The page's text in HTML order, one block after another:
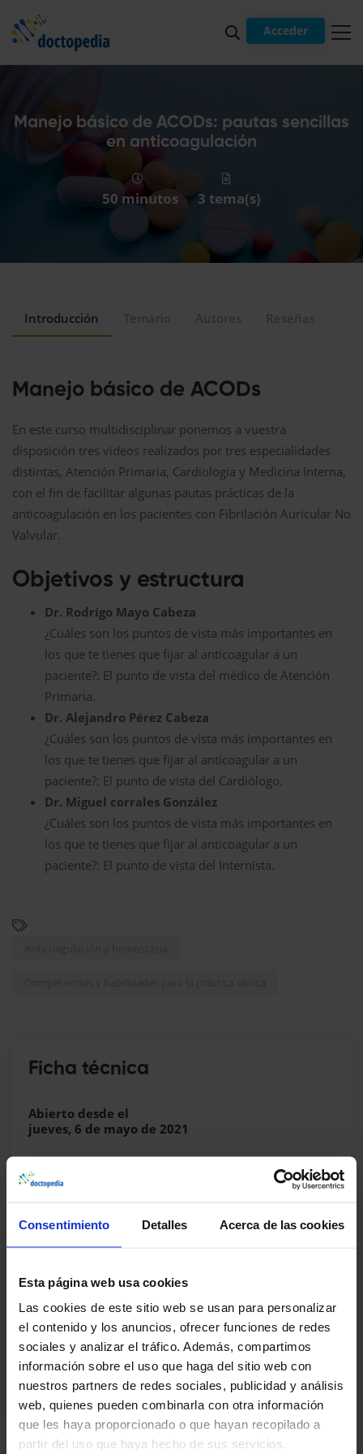
Consentimiento Detalles Acerca de las cookies
Esta página web usa cookies
Las cookies de este sitio web se usan para personalizar
el contenido y los anuncios, ofrecer funciones de redes
sociales y analizar el tráfico. Además, compartimos
información sobre el uso que haga del sitio web con
nuestros partners de redes sociales, publicidad y análisis
web, quienes pueden combinarla con otra información
que les haya proporcionado o que hayan recopilado a
partir del uso que haya hecho de sus servicios.
Acceder
Manejo básico de ACODs: pautas sencillas
en anticoagulación
50 minutos 3 tema(s)
Introducción
Manejo básico de ACODs
En este curso multidisciplinar ponemos a vuestra
disposición tres videos realizados por tres especialidades
distintas, Atención Primaria, Cardiología y Medicina Interna,
con el fin de facilitar algunas pautas prácticas de la
anticoagulación en los pacientes con Fibrilación Auricular No
Valvular.
Objetivos y estructura
Dr. Rodrígo Mayo Cabeza
¿Cuáles son los puntos de vista más importantes en
los que te tienes que fijar al anticoagular a un
paciente?: El punto de vista del médico de Atención
Primaria.
Dr. Alejandro Pérez Cabeza
¿Cuáles son los puntos de vista más importantes en
los que te tienes que fijar al anticoagular a un
paciente?: El punto de vista del Cardiólogo.
Dr. Miguel corrales González
¿Cuáles son los puntos de vista más importantes en
los que te tienes que fijar al anticoagular a un
paciente?: El punto de vista del Internista.
Ficha técnica
Abierto desde el
jueves, 6 de mayo de 2021
50 minutos
Temas 3 tema(s)
Fecha límite Sin límite
Compartir este curso